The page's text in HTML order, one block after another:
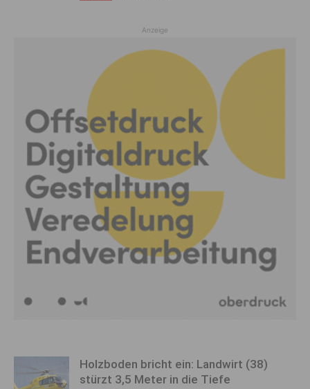
Anzeige
Holzboden bricht ein: Landwirt (38)
stürzt 3,5 Meter in die Tiefe